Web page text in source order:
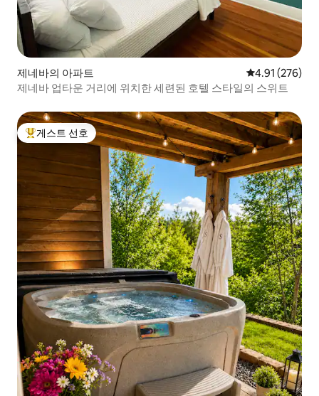
제네바의 아파트 평점 4.91점(5
4.91 (276)
제네바 업타운 거리에 위치한 세련된 호텔 스타일의 스위트
상위 게스트 선호
게스트 선호